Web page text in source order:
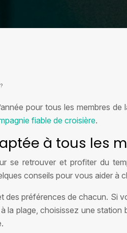
pour tous les membres
fiable de croisière.
à tous les
se retrouver et profiter du
conseils pour vous aider à
des préférences de chacun.
la plage, choisissez une